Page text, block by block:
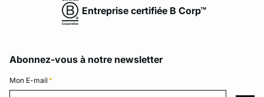
Entreprise certifiée B Corp™
Abonnez-vous à notre newsletter
Mon E-mail *